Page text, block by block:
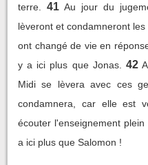
terre.
41 Au jour du
lèveront et condamneront
ont changé de vie en
y a ici plus que Jonas.
42
Midi se lèvera avec ces
condamnera, car elle est
écouter l'enseignement
a ici plus que Salomon !